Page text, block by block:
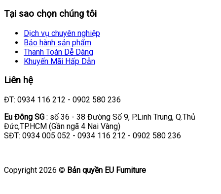
Tại sao chọn chúng tôi
Dịch vụ chuyên nghiệp
Bảo hành sản phẩm
Thanh Toán Dễ Dàng
Khuyến Mãi Hấp Dẫn
Liên hệ
ĐT: 0934 116 212 - 0902 580 236
Eu Đông SG : số 36 - 38 Đường Số 9, P.Linh Trung, Q.Thủ
Đức,TP.HCM (Gần ngã 4 Nai Vàng)
SĐT: 0934 005 052 - 0934 116 212 - 0902 580 236
Copyright 2026 © Bản quyền EU Furniture